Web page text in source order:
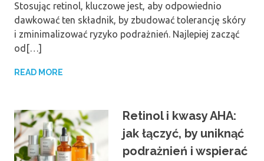
Stosując retinol, kluczowe jest, aby odpowiednio
dawkować ten składnik, by zbudować tolerancję skóry
i zminimalizować ryzyko podrażnień. Najlepiej zacząć
od[…]
READ MORE
Retinol i kwasy AHA:
jak łączyć, by uniknąć
podrażnień i wspierać